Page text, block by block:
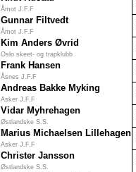
Åmot J.F.F
Gunnar Filtvedt
Åmot J.F.F
Kim Anders Øvrid
Oslo skeet- og trapklubb
Frank Hansen
Åsnes J.F.F
Andreas Bakke Myking
Asker J.F.F
Vidar Myhrehagen
Østlandske S.S.
Marius Michaelsen Lillehagen
Asker J.F.F
Christer Jansson
Østlandske S.S.